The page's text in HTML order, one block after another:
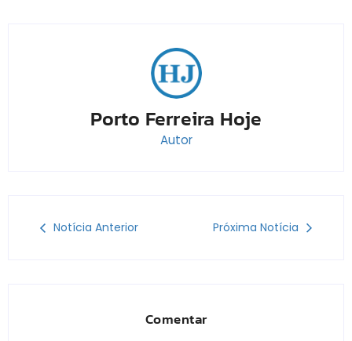
Porto Ferreira Hoje
Autor
Notícia Anterior Próxima Notícia
Comentar